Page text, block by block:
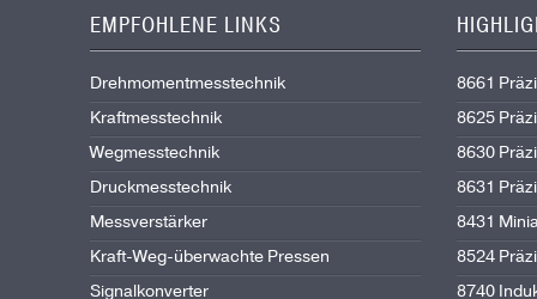
EMPFOHLENE LINKS
Drehmomentmesstechnik
Kraftmesstechnik
Wegmesstechnik
Druckmesstechnik
Messverstärker
Kraft-Weg-überwachte Pressen
Signalkonverter
8661
8625
8630
8631
8431
8524
8740